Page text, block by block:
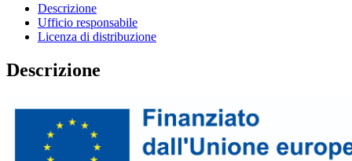
Descrizione
Ufficio responsabile
Licenza di distribuzione
Descrizione